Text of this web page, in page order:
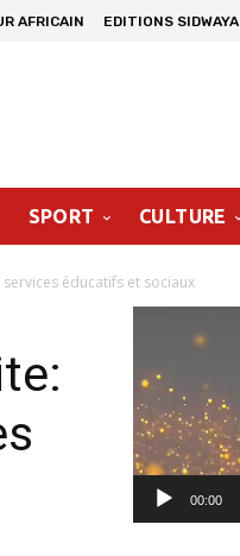
AFRICAIN EDITIONS SIDWAYA
SPORT CULTURE
éducatifs et sociaux
00:00